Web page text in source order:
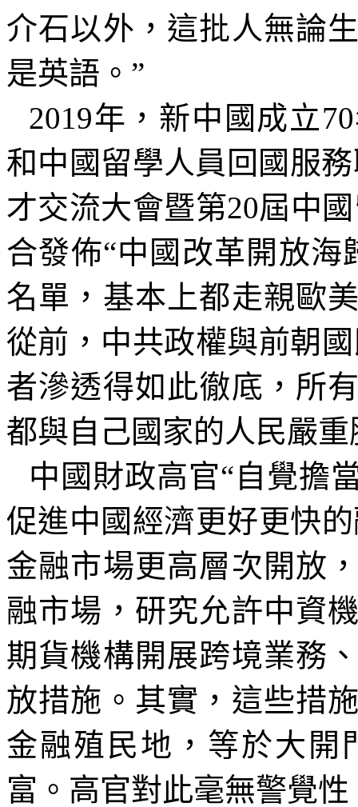
介石以外，這批人無論
是英語。 ”
2019年，新中國成立70
和中國留學人員回國服
才交流大會暨第20屆中
合發佈“中國改革開放海
名單，基本上都走親歐
從前，中共政權與前朝
者滲透得如此徹底，所
都與自己國家的人民嚴重
中國財政高官“自覺擔
促進中國經濟更好更快
金融市場更高層次開放
融市場，研究允許中資
期貨機構開展跨境業務
放措施。其實，這些措
金融殖民地，等於大開
富。高官對此毫無警覺